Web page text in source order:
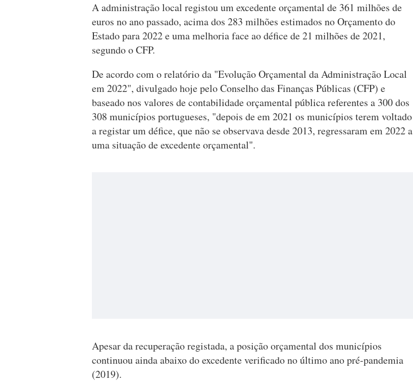
A administração local registou um excedente orçamental de 361 milhões de
euros no ano passado, acima dos 283 milhões estimados no Orçamento do
Estado para 2022 e uma melhoria face ao défice de 21 milhões de 2021,
segundo o CFP.
De acordo com o relatório da "Evolução Orçamental da Administração Local
em 2022", divulgado hoje pelo Conselho das Finanças Públicas (CFP) e
baseado nos valores de contabilidade orçamental pública referentes a 300 dos
308 municípios portugueses, "depois de em 2021 os municípios terem voltado
a registar um défice, que não se observava desde 2013, regressaram em 2022 a
uma situação de excedente orçamental".
Apesar da recuperação registada, a posição orçamental dos municípios
continuou ainda abaixo do excedente verificado no último ano pré-pandemia
(2019).